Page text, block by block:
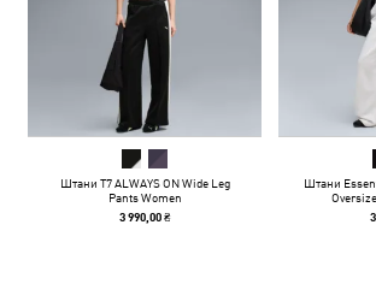
Штани T7 ALWAYS ON Wide Leg
Pants Women
3 990,00 ₴
Штани